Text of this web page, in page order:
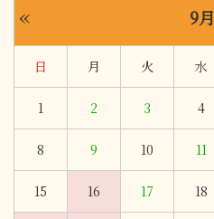
« 9月
日 月 火 水
1 2 3 4
8 9 10 11
15 16 17 18